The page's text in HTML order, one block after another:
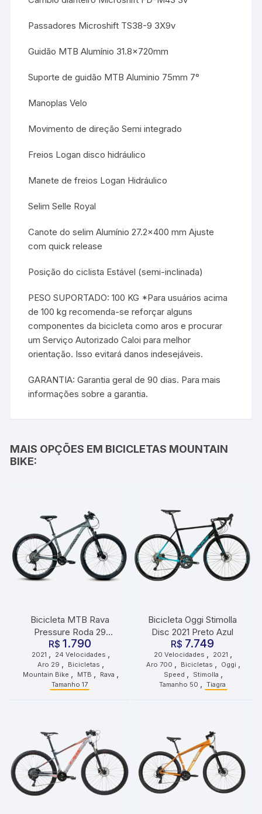
Passadores Microshift TS38-9 3X9v
Guidão MTB Alumínio 31.8x720mm
Suporte de guidão MTB Aluminio 75mm 7°
Manoplas Velo
Movimento de direção Semi integrado
Freios Logan disco hidráulico
Manete de freios Logan Hidráulico
Selim Selle Royal
Canote do selim Alumínio 27.2×400 mm Ajuste
com quick release
Posição do ciclista Estável (semi-inclinada)
PESO SUPORTADO: 100 KG *Para usuários acima
de 100 kg recomenda-se reforçar alguns
componentes da bicicleta como aros e procurar
um Serviço Autorizado Caloi para melhor
orientação. Isso evitará danos indesejáveis.
GARANTIA: Garantia geral de 90 dias. Para mais
informações sobre a garantia.
MAIS OPÇÕES EM BICICLETAS MOUNTAIN
BIKE:
Bicicleta MTB Rava
Pressure Roda 29
Tamanho 17 24
Velocidades 2021 Cinza
Preto
R$ 1.790
2021 24 Velocidades
Aro 29 Bicicletas
Mountain Bike MTB Rava
Tamanho 17
Bicicleta Oggi Stimolla
Disc 2021 Preto Azul
R$ 7.749
20 Velocidades 2021
Aro 700 Bicicletas Oggi
Speed Stimolla
Tamanho 50 Tiagra